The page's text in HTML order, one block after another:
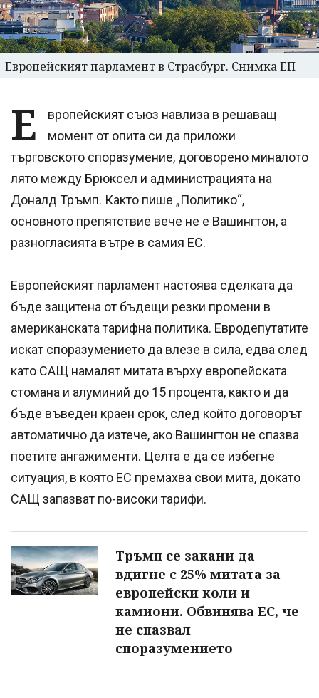
Европейският парламент в Страсбург. Снимка ЕП
Е
вропейският съюз навлиза в решаващ
момент от опита си да приложи
търговското споразумение, договорено миналото
лято между Брюксел и администрацията на
Доналд Тръмп. Както пише „Политико“,
основното препятствие вече не е Вашингтон, а
разногласията вътре в самия ЕС.
Европейският парламент настоява сделката да
бъде защитена от бъдещи резки промени в
американската тарифна политика. Евродепутатите
искат споразумението да влезе в сила, едва след
като САЩ намалят митата върху европейската
стомана и алуминий до 15 процента, както и да
бъде въведен краен срок, след който договорът
автоматично да изтече, ако Вашингтон не спазва
поетите ангажименти. Целта е да се избегне
ситуация, в която ЕС премахва свои мита, докато
САЩ запазват по-високи тарифи.
Тръмп се закани да
вдигне с 25% митата за
европейски коли и
камиони. Обвинява ЕС, че
не спазвал
споразумението